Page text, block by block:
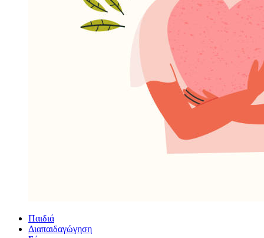
Παιδιά
Διαπαιδαγώγηση